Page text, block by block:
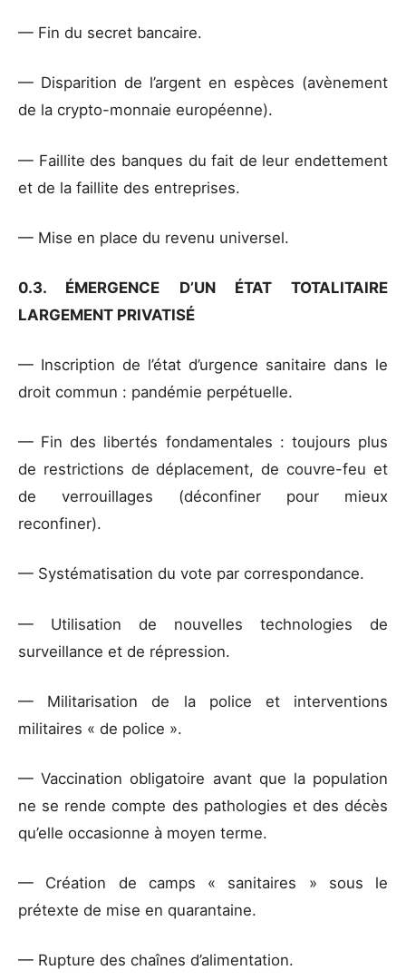
— Fin du secret bancaire.
— Disparition de l’argent en espèces (avènement
de la crypto-monnaie européenne).
— Faillite des banques du fait de leur endettement
et de la faillite des entreprises.
— Mise en place du revenu universel.
0.3. ÉMERGENCE D’UN ÉTAT TOTALITAIRE
LARGEMENT PRIVATISÉ
— Inscription de l’état d’urgence sanitaire dans le
droit commun : pandémie perpétuelle.
— Fin des libertés fondamentales : toujours plus
de restrictions de déplacement, de couvre-feu et
de verrouillages (déconfiner pour mieux
reconfiner).
— Systématisation du vote par correspondance.
— Utilisation de nouvelles technologies de
surveillance et de répression.
— Militarisation de la police et interventions
militaires « de police ».
— Vaccination obligatoire avant que la population
ne se rende compte des pathologies et des décès
qu’elle occasionne à moyen terme.
— Création de camps « sanitaires » sous le
prétexte de mise en quarantaine.
— Rupture des chaînes d’alimentation.